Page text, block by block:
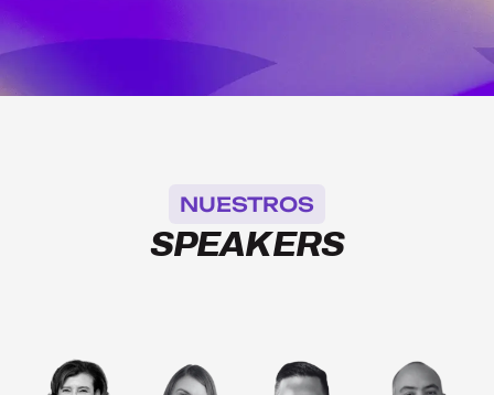
NUESTROS
SPEAKERS